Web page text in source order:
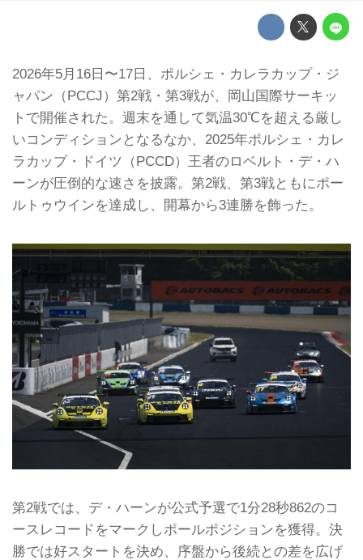
2026年5月16日〜17日、ポルシェ・カレラカップ・ジ
ャパン（PCCJ）第2戦・第3戦が、岡山国際サーキッ
トで開催された。週末を通して気温30℃を超える厳し
いコンディションとなるなか、2025年ポルシェ・カレ
ラカップ・ドイツ（PCCD）王者のロベルト・デ・ハ
ーンが圧倒的な速さを披露。第2戦、第3戦ともにポー
ルトゥウインを達成し、開幕から3連勝を飾った。
第2戦では、デ・ハーンが公式予選で1分28秒862のコ
ースレコードをマークしポールポジションを獲得。決
勝では好スタートを決め、序盤から後続との差を広げ